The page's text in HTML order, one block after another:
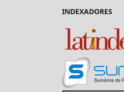
INDEXADORES